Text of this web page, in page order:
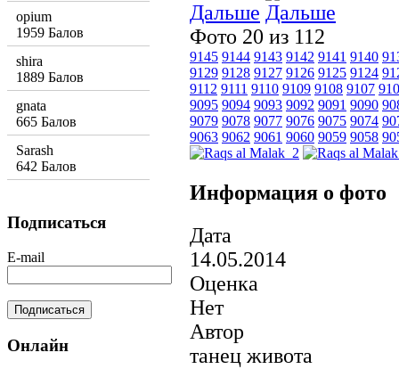
Дальше
Фото 20 из 112
9145 9144 9143 9142 9141 9140
9129 9128 9127 9126 9125 9124
9112 9111 9110 9109 9108 9107
9095 9094 9093 9092 9091 9090
9079 9078 9077 9076 9075 9074
9063 9062 9061 9060 9059 9058
Информация о фото
Дата
14.05.2014
Оценка
Нет
Автор
танец живота
opium
1959 Балов
shira
1889 Балов
gnata
665 Балов
Sarash
642 Балов
Подписаться
E-mail
Онлайн